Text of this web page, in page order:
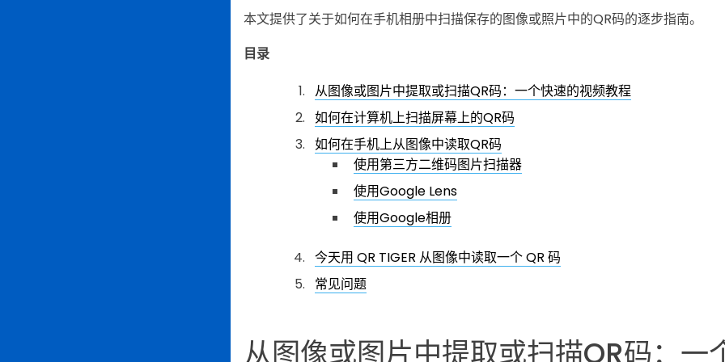
本文提供了关于如何在手机相册中扫描保存的图像或照片中的QR码的逐步指南。
目录
从图像或图片中提取或扫描QR码：一个快速的视频教程
如何在计算机上扫描屏幕上的QR码
如何在手机上从图像中读取QR码
使用第三方二维码图片扫描器
使用Google Lens
使用Google相册
今天用 QR TIGER 从图像中读取一个 QR 码
常见问题
从图像或图片中提取或扫描QR码：一